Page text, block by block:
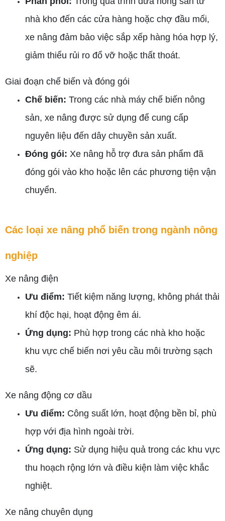
nhà kho đến các cửa hàng hoặc chợ đầu mối,
xe nâng đảm bảo việc sắp xếp hàng hóa hợp lý,
giảm thiểu rủi ro đổ vỡ hoặc thất thoát.
Giai đoạn chế biến và đóng gói
Chế biến: Trong các nhà máy chế biến nông
sản, xe nâng được sử dụng để cung cấp
nguyên liệu đến dây chuyền sản xuất.
Đóng gói: Xe nâng hỗ trợ đưa sản phẩm đã
đóng gói vào kho hoặc lên các phương tiện vận
chuyển.
Các loại xe nâng phổ biến trong ngành nông
nghiệp
Xe nâng điện
Ưu điểm: Tiết kiệm năng lượng, không phát thải
khí độc hại, hoạt động êm ái.
Ứng dụng: Phù hợp trong các nhà kho hoặc
khu vực chế biến nơi yêu cầu môi trường sạch
sẽ.
Xe nâng động cơ dầu
Ưu điểm: Công suất lớn, hoạt động bền bỉ, phù
hợp với địa hình ngoài trời.
Ứng dụng: Sử dụng hiệu quả trong các khu vực
thu hoạch rộng lớn và điều kiện làm việc khắc
nghiệt.
Xe nâng chuyên dụng